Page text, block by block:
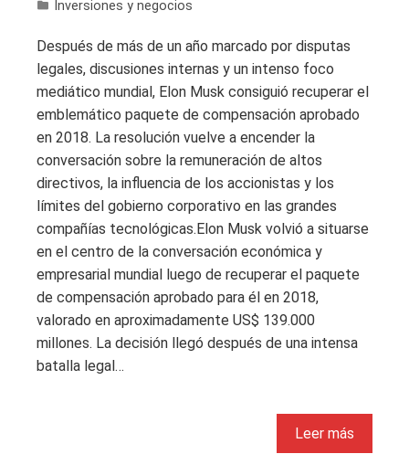
Inversiones y negocios
Después de más de un año marcado por disputas
legales, discusiones internas y un intenso foco
mediático mundial, Elon Musk consiguió recuperar el
emblemático paquete de compensación aprobado
en 2018. La resolución vuelve a encender la
conversación sobre la remuneración de altos
directivos, la influencia de los accionistas y los
límites del gobierno corporativo en las grandes
compañías tecnológicas.Elon Musk volvió a situarse
en el centro de la conversación económica y
empresarial mundial luego de recuperar el paquete
de compensación aprobado para él en 2018,
valorado en aproximadamente US$ 139.000
millones. La decisión llegó después de una intensa
batalla legal…
Leer más